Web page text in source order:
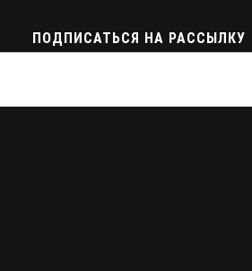
ПОДПИСАТЬСЯ НА РАССЫЛКУ